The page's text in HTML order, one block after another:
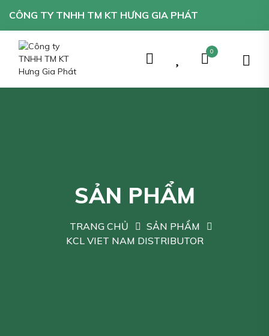
CÔNG TY TNHH TM KT HƯNG GIA PHÁT
0
SẢN PHẨM
TRANG CHỦ
SẢN PHẨM
KCL VIET NAM DISTRIBUTOR